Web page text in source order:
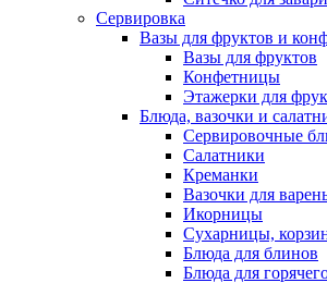
Сервировка
Вазы для фруктов и
Вазы для фруктов
Конфетницы
Этажерки для
Блюда, вазочки и
Сервировочные
Салатники
Креманки
Вазочки для
Икорницы
Сухарницы,
Блюда для блинов
Блюда для